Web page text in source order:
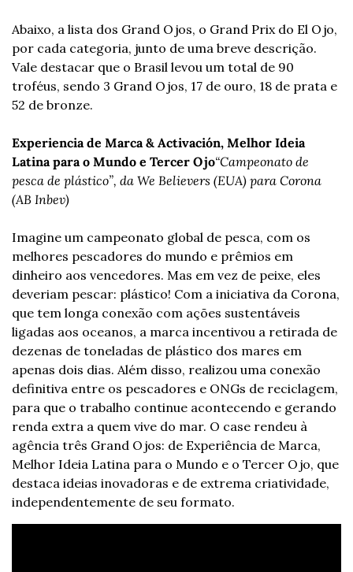
Abaixo, a lista dos Grand Ojos, o Grand Prix do El Ojo,
por cada categoria, junto de uma breve descrição.
Vale destacar que o Brasil levou um total de 90
troféus, sendo 3 Grand Ojos, 17 de ouro, 18 de prata e
52 de bronze.
Experiencia de Marca & Activación, Melhor Ideia
Latina para o Mundo e Tercer Ojo“Campeonato de
pesca de plástico”, da We Believers (EUA) para Corona
(AB Inbev)
Imagine um campeonato global de pesca, com os
melhores pescadores do mundo e prêmios em
dinheiro aos vencedores. Mas em vez de peixe, eles
deveriam pescar: plástico! Com a iniciativa da Corona,
que tem longa conexão com ações sustentáveis
ligadas aos oceanos, a marca incentivou a retirada de
dezenas de toneladas de plástico dos mares em
apenas dois dias. Além disso, realizou uma conexão
definitiva entre os pescadores e ONGs de reciclagem,
para que o trabalho continue acontecendo e gerando
renda extra a quem vive do mar. O case rendeu à
agência três Grand Ojos: de Experiência de Marca,
Melhor Ideia Latina para o Mundo e o Tercer Ojo, que
destaca ideias inovadoras e de extrema criatividade,
independentemente de seu formato.